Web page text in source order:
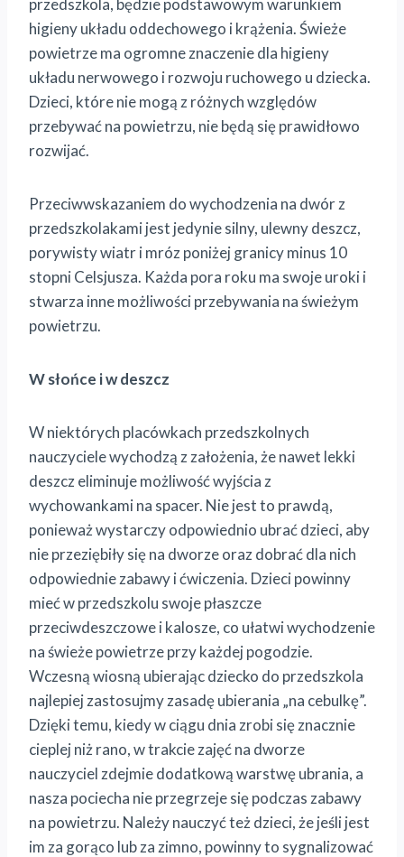
higieny układu oddechowego i krążenia. Świeże
powietrze ma ogromne znaczenie dla higieny
układu nerwowego i rozwoju ruchowego u dziecka.
Dzieci, które nie mogą z różnych względów
przebywać na powietrzu, nie będą się prawidłowo
rozwijać.
Przeciwwskazaniem do wychodzenia na dwór z
przedszkolakami jest jedynie silny, ulewny deszcz,
porywisty wiatr i mróz poniżej granicy minus 10
stopni Celsjusza. Każda pora roku ma swoje uroki i
stwarza inne możliwości przebywania na świeżym
powietrzu.
W słońce i w deszcz
W niektórych placówkach przedszkolnych
nauczyciele wychodzą z założenia, że nawet lekki
deszcz eliminuje możliwość wyjścia z
wychowankami na spacer. Nie jest to prawdą,
ponieważ wystarczy odpowiednio ubrać dzieci, aby
nie przeziębiły się na dworze oraz dobrać dla nich
odpowiednie zabawy i ćwiczenia. Dzieci powinny
mieć w przedszkolu swoje płaszcze
przeciwdeszczowe i kalosze, co ułatwi wychodzenie
na świeże powietrze przy każdej pogodzie.
Wczesną wiosną ubierając dziecko do przedszkola
najlepiej zastosujmy zasadę ubierania „na cebulkę”.
Dzięki temu, kiedy w ciągu dnia zrobi się znacznie
cieplej niż rano, w trakcie zajęć na dworze
nauczyciel zdejmie dodatkową warstwę ubrania, a
nasza pociecha nie przegrzeje się podczas zabawy
na powietrzu. Należy nauczyć też dzieci, że jeśli jest
im za gorąco lub za zimno, powinny to sygnalizować